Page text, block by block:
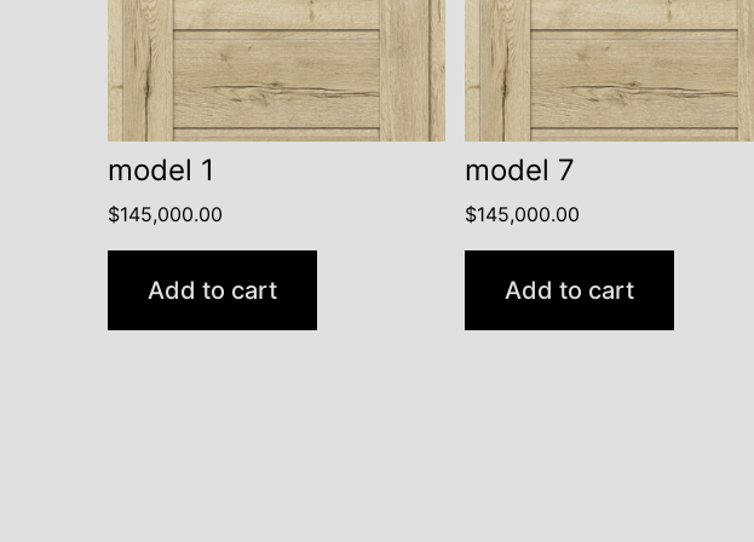
model 1
$145,000.00
Add to cart
model 7
$145,000.00
Add to cart